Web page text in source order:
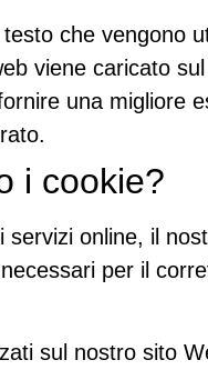
che vengono
viene caricato
una migliore
i cookie?
servizi online, il
per il
sul nostro sito